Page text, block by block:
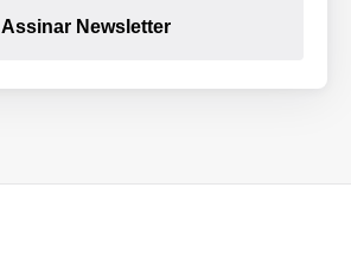
Assinar Newsletter